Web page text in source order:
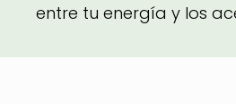
entre tu energía y los